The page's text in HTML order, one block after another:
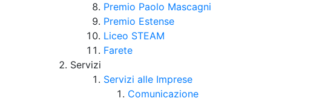
Premio Paolo Mascagni
Premio Estense
Liceo STEAM
Farete
Servizi
Servizi alle Imprese
Comunicazione